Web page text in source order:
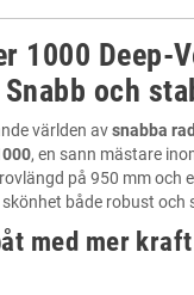
1000 Deep-
och
världen avsnabba
, en sann mästare
på 950 mm och
både robust och
med mer